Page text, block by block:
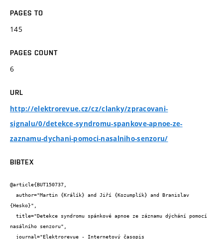
PAGES TO
145
PAGES COUNT
6
URL
http://elektrorevue.cz/cz/clanky/zpracovani-
signalu/0/detekce-syndromu-spankove-apnoe-ze-
zaznamu-dychani-pomoci-nasalniho-senzoru/
BIBTEX
@article{BUT150737,
{Hesko}",
nasálního senzoru",